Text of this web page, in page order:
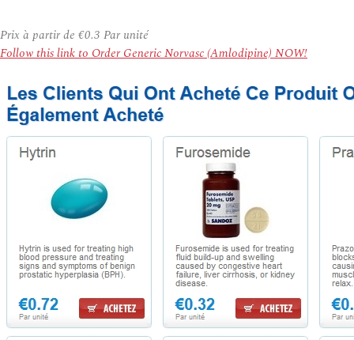
Prix à partir de €0.3 Par unité
Follow this link to Order Generic Norvasc (Amlodipine) NOW!